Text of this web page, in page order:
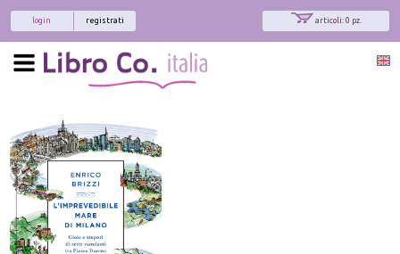
articoli: 0 pz.
registrati
login